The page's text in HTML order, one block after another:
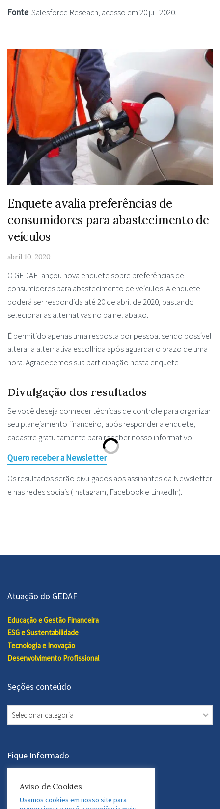
Fonte: Salesforce Reseach, acesso em 20 jul. 2020.
Enquete avalia preferências de
consumidores para abastecimento de
veículos
abril 10, 2020
O GEDAF lançou nova enquete sobre preferências de
consumidores para abastecimento de veículos. A enquete
poderá ser respondida até 20 de abril de 2020, bastando
selecionar as alternativas no painel abaixo.
É permitido apenas uma resposta por pessoa, sendo possível
alterar a alternativa escolhida após aguardar o prazo de uma
hora. Agradecemos sua participação nesta enquete!
Divulgação dos resultados
Se você deseja conhecer técnicas de controle para organizar
seu planejamento financeiro, após responder a enquete,
cadastre gratuitamente para receber nosso informativo.
Quero receber a Newsletter
Os resultados serão divulgados aos assinantes da Newsletter
e nas redes sociais (Instagram, Facebook e LinkedIn).
Atuação do GEDAF
Educação e Gestão Financeira
ESG e Sustentabilidade
Tecnologia e Inovação
Desenvolvimento Profissional
Seções conteúdo
Seções
conteúdo
Fique Informado
Assine a Newsletter
Aviso de Cookies
Usamos cookies em nosso site para